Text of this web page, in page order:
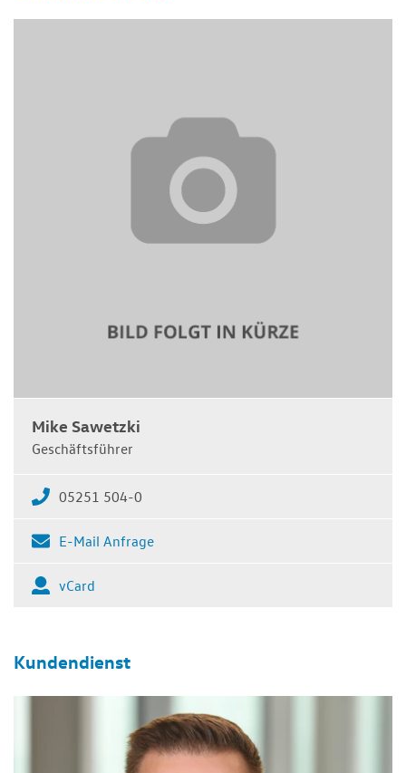
Mike Sawetzki
Geschäftsführer
05251 504-0
E-Mail Anfrage
vCard
Kundendienst